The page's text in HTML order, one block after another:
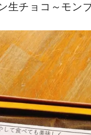
生チョコ～モン